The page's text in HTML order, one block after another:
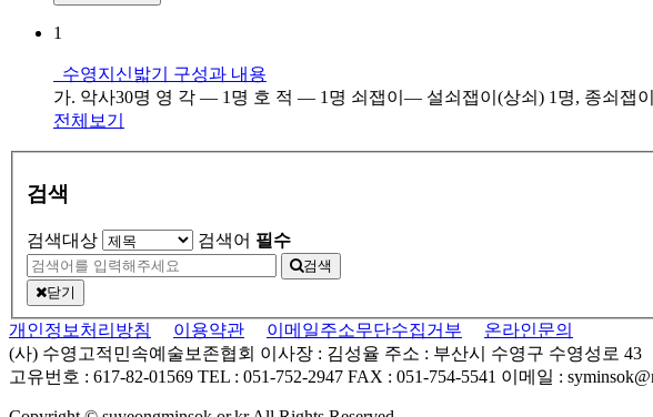
1
수영지신밟기 구성과 내용
가. 악사30명 영 각 — 1명 호 적 — 1명 쇠잽이— 설쇠잽이(상쇠) 1명, 종쇠
전체보기
검색
검색대상 검색어 필수
검색
닫기
개인정보처리방침 이용약관 이메일주소무단수집거부
온라인문의
(사) 수영고적민속예술보존협회 이사장 : 김성율 주소 : 부산시 수영구 수영성로 43
고유번호 : 617-82-01569 TEL : 051-752-2947 FAX : 051-754-5541 이메일 :